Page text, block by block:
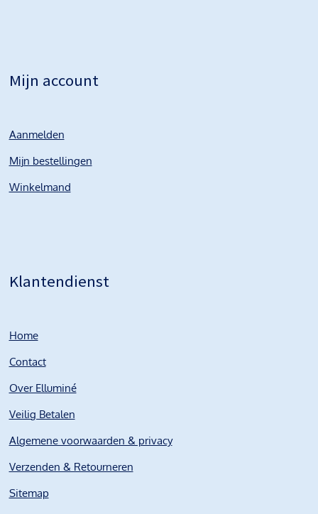
Mijn account
Aanmelden
Mijn bestellingen
Winkelmand
Klantendienst
Home
Contact
Over Elluminé
Veilig Betalen
Algemene voorwaarden & privacy
Verzenden & Retourneren
Sitemap